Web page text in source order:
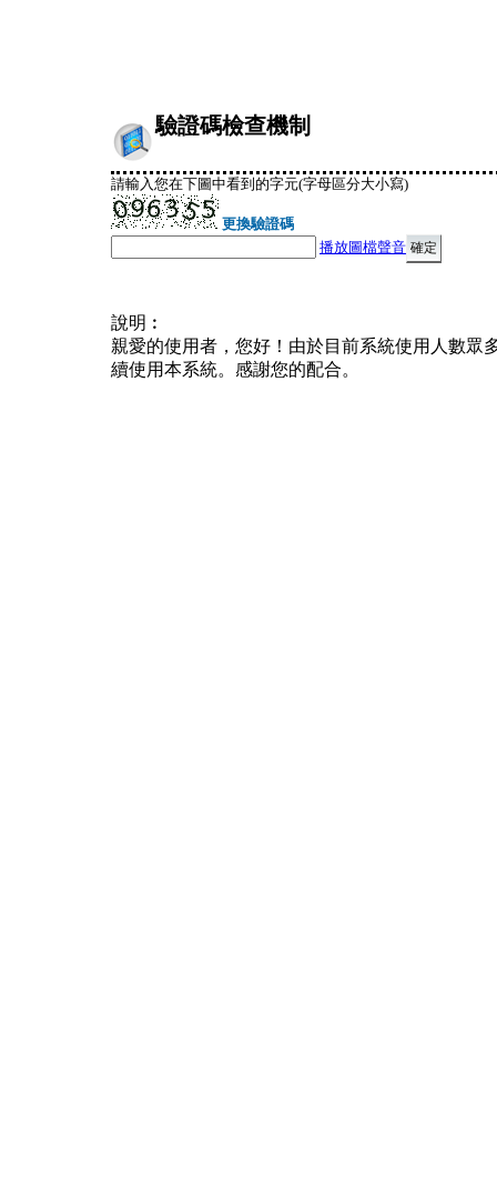
驗證碼檢查機制
請輸入您在下圖中看到的字元(字母區分大小寫)
更換驗證碼
播放圖檔聲音
說明︰
親愛的使用者，您好！由於目前系統使用人數眾
續使用本系統。感謝您的配合。